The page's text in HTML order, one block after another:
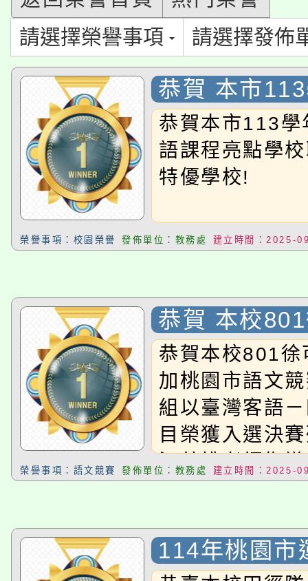
程
「本色祭」8/29、30在
場熱烈登場!
8/21下午1時於龍潭區
徵才活動。
YOUNG桃局內行報名
局官網。
8月14至27日，桃園電
開!
115年桃園市運動會8/
田徑場及游泳池舉行。
桃園市低收入戶享有免
視費優惠，中低收入戶
者。
大園自造教育及科技中
份教師研習
淨零綠生活教案入校路
會
115年食農教育專業人
程
請選擇榮譽事項
請選擇發佈
恭賀 本市
中雙語課程
合觀議課 特
恭賀本市113學
語課程亮點學
特優學校!
榮譽事項：校園榮譽 發佈單位：教務處 建立時間：2025-
恭賀 本校
學 參加 桃園
賽榮獲 入選
榮！
恭賀本校801徐
加桃園市語文
組以臺灣客語
目榮獲入選決
江菊桃老師指
榮譽事項：語文競賽 發佈單位：教務處 建立時間：2025-
114年桃園市
梅區田徑代